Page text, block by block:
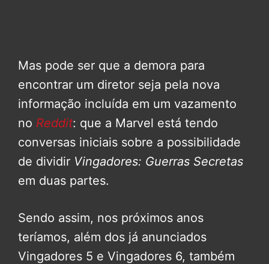
Mas pode ser que a demora para
encontrar um diretor seja pela nova
informação incluída em um vazamento
no Reddit: que a Marvel está tendo
conversas iniciais sobre a possibilidade
de dividir Vingadores: Guerras Secretas
em duas partes.
Sendo assim, nos próximos anos
teríamos, além dos já anunciados
Vingadores 5 e Vingadores 6, também